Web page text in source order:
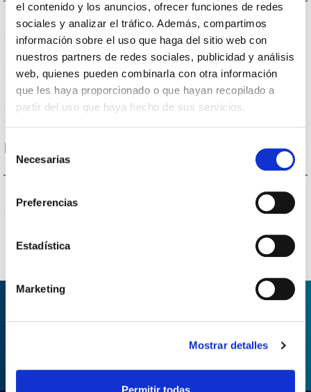
el contenido y los anuncios, ofrecer funciones de redes
sociales y analizar el tráfico. Además, compartimos
información sobre el uso que haga del sitio web con
nuestros partners de redes sociales, publicidad y análisis
web, quienes pueden combinarla con otra información
que les haya proporcionado o que hayan recopilado a
partir del uso que haya hecho de sus servicios.
Selección
consentimiento
Necesarias
Preferencias
Estadística
Marketing
Mostrar detalles
Permitir todas
Weight 0.5Kg
Measures 40x0x0mm
Linkable NO
Protections
NO